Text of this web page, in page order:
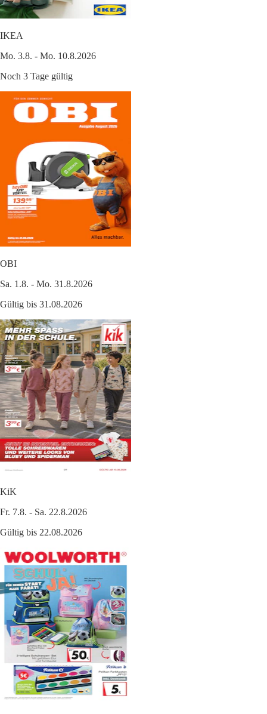
IKEA
Mo. 3.8. - Mo. 10.8.2026
Noch 3 Tage gültig
OBI
Sa. 1.8. - Mo. 31.8.2026
Gültig bis 31.08.2026
KiK
Fr. 7.8. - Sa. 22.8.2026
Gültig bis 22.08.2026